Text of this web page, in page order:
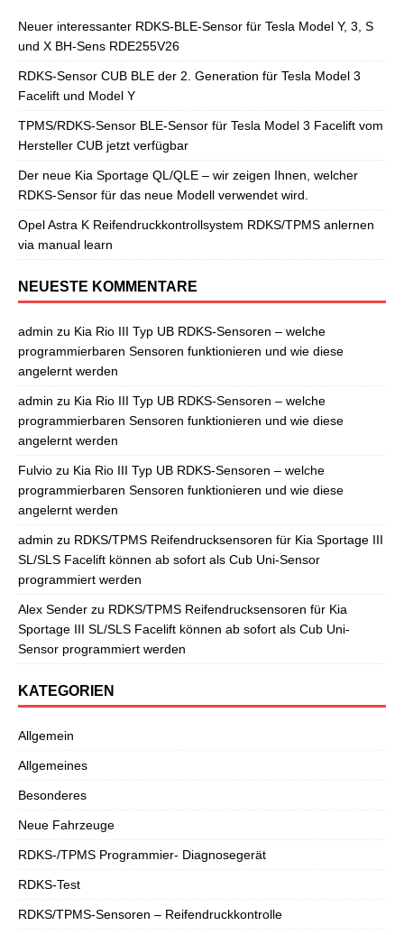
Neuer interessanter RDKS-BLE-Sensor für Tesla Model Y, 3, S
und X BH-Sens RDE255V26
RDKS-Sensor CUB BLE der 2. Generation für Tesla Model 3
Facelift und Model Y
TPMS/RDKS-Sensor BLE-Sensor für Tesla Model 3 Facelift vom
Hersteller CUB jetzt verfügbar
Der neue Kia Sportage QL/QLE – wir zeigen Ihnen, welcher
RDKS-Sensor für das neue Modell verwendet wird.
Opel Astra K Reifendruckkontrollsystem RDKS/TPMS anlernen
via manual learn
NEUESTE KOMMENTARE
admin zu Kia Rio III Typ UB RDKS-Sensoren – welche
programmierbaren Sensoren funktionieren und wie diese
angelernt werden
admin zu Kia Rio III Typ UB RDKS-Sensoren – welche
programmierbaren Sensoren funktionieren und wie diese
angelernt werden
Fulvio zu Kia Rio III Typ UB RDKS-Sensoren – welche
programmierbaren Sensoren funktionieren und wie diese
angelernt werden
admin zu RDKS/TPMS Reifendrucksensoren für Kia Sportage III
SL/SLS Facelift können ab sofort als Cub Uni-Sensor
programmiert werden
Alex Sender zu RDKS/TPMS Reifendrucksensoren für Kia
Sportage III SL/SLS Facelift können ab sofort als Cub Uni-
Sensor programmiert werden
KATEGORIEN
Allgemein
Allgemeines
Besonderes
Neue Fahrzeuge
RDKS-/TPMS Programmier- Diagnosegerät
RDKS-Test
RDKS/TPMS-Sensoren – Reifendruckkontrolle